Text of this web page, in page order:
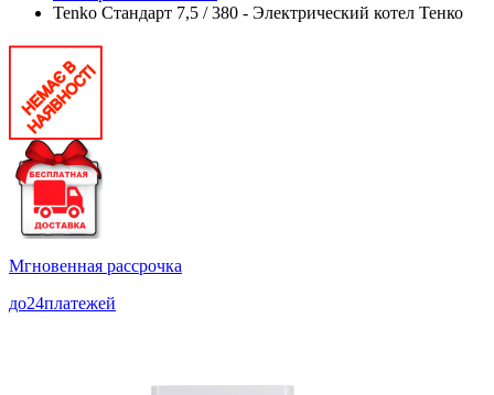
Tenko Стандарт 7,5 / 380 - Электрический котел Тенко
Мгновенная рассрочка
до24платежей